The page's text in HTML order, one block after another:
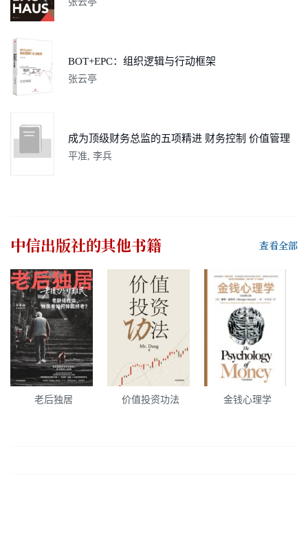
BOT+EPC：组织逻辑与行动框架
张云亭
平准, 李兵
中信出版社的其他书籍 查看全部
老后独居 价值投资功法 金钱心理学